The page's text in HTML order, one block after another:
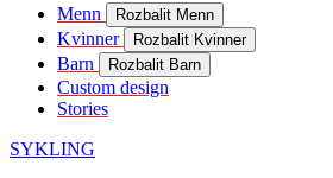
Menn Rozbalit Menn
Kvinner Rozbalit Kvinner
Barn Rozbalit Barn
Custom design
Stories
SYKLING